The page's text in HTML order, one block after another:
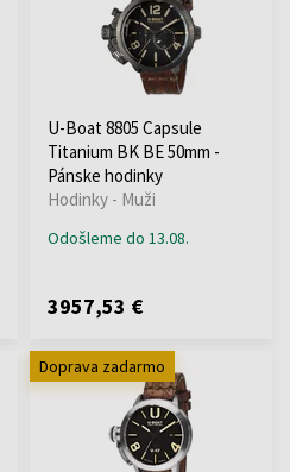
U-Boat 8805 Capsule
Titanium BK BE 50mm -
Pánske hodinky
Hodinky - Muži
Odošleme do 13.08.
3957,53 €
Doprava zadarmo